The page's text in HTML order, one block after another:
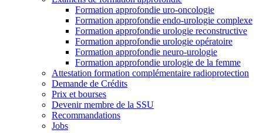
Formation approfondie uro-oncologie
Formation approfondie endo-urologie complexe
Formation approfondie urologie reconstructive
Formation approfondie urologie opératoire
Formation approfondie neuro-urologie
Formation approfondie urologie de la femme
Attestation formation complémentaire radioprotection
Demande de Crédits
Prix et bourses
Devenir membre de la SSU
Recommandations
Jobs